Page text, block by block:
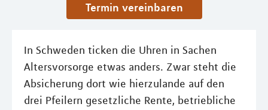
Termin vereinbaren
In Schweden ticken die Uhren in Sachen
Altersvorsorge etwas anders. Zwar steht die
Absicherung dort wie hierzulande auf den
drei Pfeilern gesetzliche Rente, betriebliche